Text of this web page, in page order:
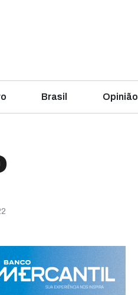
Brasil Opinião